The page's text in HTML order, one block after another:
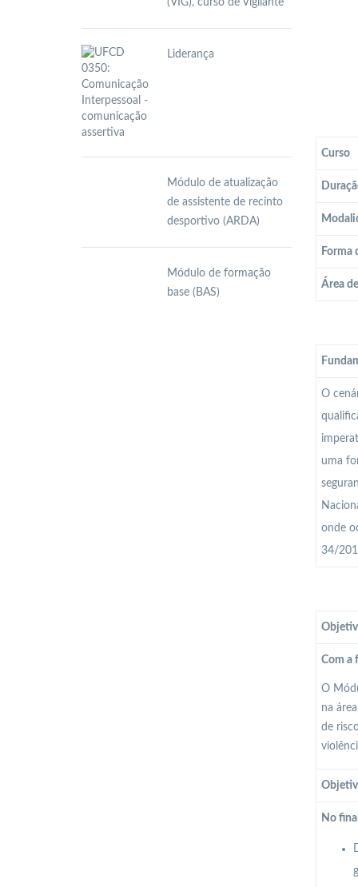
Curso
Forma
Área
O
uma
onde
34/
Com a
O
na
de
No
(VIG), curso de Vigilante
Liderança
Módulo de atualização
de assistente de recinto
desportivo (ARDA)
Módulo de formação
base (BAS)